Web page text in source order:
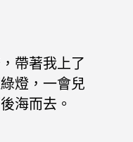
帶著我上了
燈，一會兒
海而去。